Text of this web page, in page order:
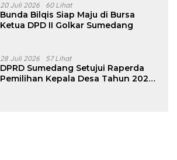
20 Juli 2026 60 Lihat
Bunda Bilqis Siap Maju di Bursa
Ketua DPD II Golkar Sumedang
28 Juli 2026 57 Lihat
DPRD Sumedang Setujui Raperda
Pemilihan Kepala Desa Tahun 2026